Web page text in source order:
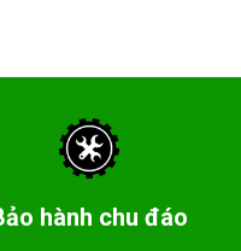
hành chu đáo